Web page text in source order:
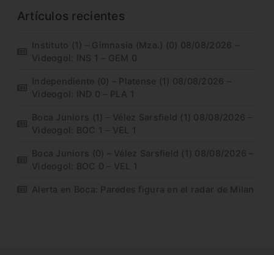
Artículos recientes
Instituto (1) – Gimnasia (Mza.) (0) 08/08/2026 –
Videogol: INS 1 – GEM 0
Independiente (0) – Platense (1) 08/08/2026 –
Videogol: IND 0 – PLA 1
Boca Juniors (1) – Vélez Sarsfield (1) 08/08/2026 –
Videogol: BOC 1 – VEL 1
Boca Juniors (0) – Vélez Sarsfield (1) 08/08/2026 –
Videogol: BOC 0 – VEL 1
Alerta en Boca: Paredes figura en el radar de Milan